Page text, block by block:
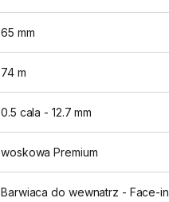
65 mm
74 m
0.5 cala - 12.7 mm
woskowa Premium
Barwiaca do wewnatrz - Face-in